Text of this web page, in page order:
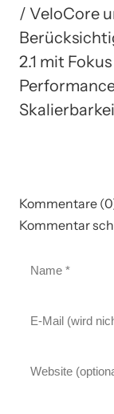
/ VeloCore
2.1 mit
Kommentare
Kommentar